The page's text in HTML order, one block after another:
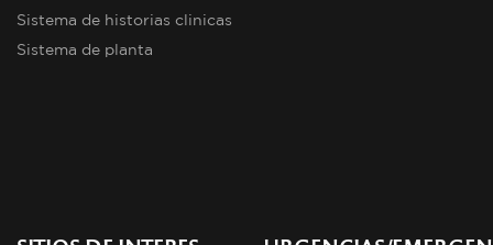
Sistema de historias clinicas
Sistema de planta